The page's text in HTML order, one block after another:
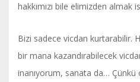
hakkımızı bile elimizden almak
Bizi sadece vicdan kurtarabilir.
bir mana kazandırabilecek
inanıyorum, sanata da… Çünkü